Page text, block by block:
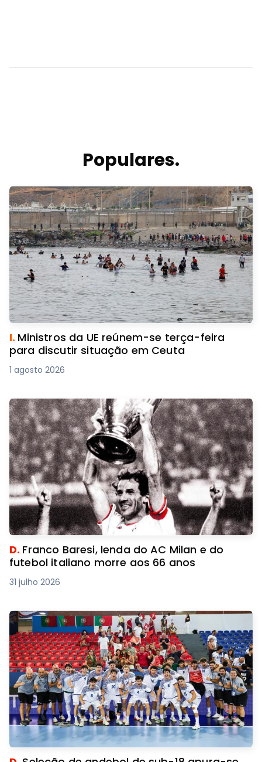
Populares.
I. Ministros da UE reúnem-se terça-feira
para discutir situação em Ceuta
1 agosto 2026
D. Franco Baresi, lenda do AC Milan e do
futebol italiano morre aos 66 anos
31 julho 2026